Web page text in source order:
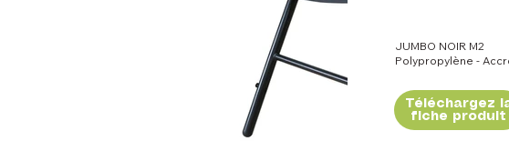
JUMBO NOIR M2
Polypropylène -
Téléchargez
fiche produit